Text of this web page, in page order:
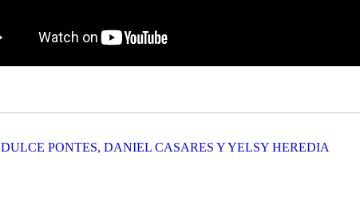
DULCE PONTES, DANIEL CASARES Y YELSY HEREDIA